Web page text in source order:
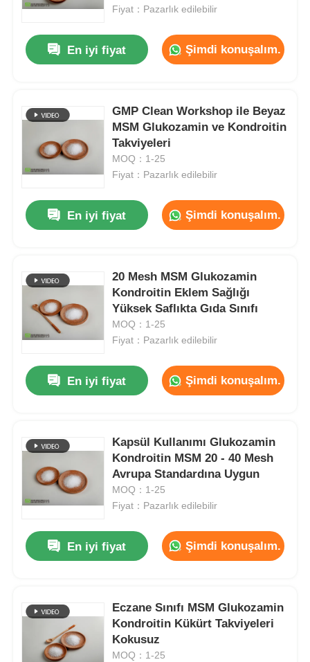
Fiyat：Pazarlık edilebilir
En iyi fiyat Şimdi konuşalım.
GMP Clean Workshop ile Beyaz
MSM Glukozamin ve Kondroitin
Takviyeleri
MOQ：1-25
Fiyat：Pazarlık edilebilir
En iyi fiyat Şimdi konuşalım.
20 Mesh MSM Glukozamin
Kondroitin Eklem Sağlığı
Yüksek Saflıkta Gıda Sınıfı
MOQ：1-25
Fiyat：Pazarlık edilebilir
En iyi fiyat Şimdi konuşalım.
Kapsül Kullanımı Glukozamin
Kondroitin MSM 20 - 40 Mesh
Avrupa Standardına Uygun
MOQ：1-25
Fiyat：Pazarlık edilebilir
En iyi fiyat Şimdi konuşalım.
Eczane Sınıfı MSM Glukozamin
Kondroitin Kükürt Takviyeleri
Kokusuz
MOQ：1-25